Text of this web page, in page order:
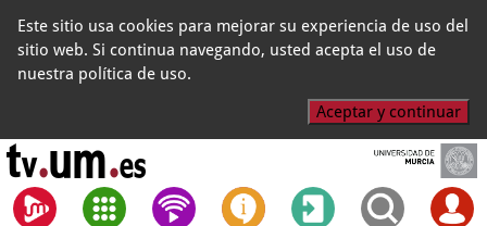
Este sitio usa cookies para mejorar su experiencia de uso del
sitio web. Si continua navegando, usted acepta el uso de
nuestra política de uso.
Aceptar y continuar